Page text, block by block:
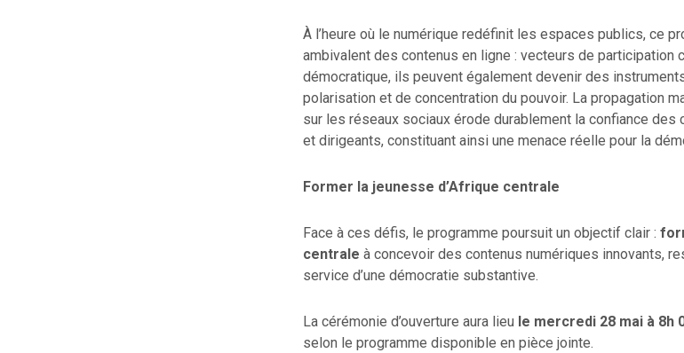
À l’heure où le numérique redéfinit les espaces publics, ce
ambivalent des contenus en ligne : vecteurs de participation
démocratique, ils peuvent également devenir des
polarisation et de concentration du pouvoir. La propagation
sur les réseaux sociaux érode durablement la confiance
et dirigeants, constituant ainsi une menace réelle pour la
Former la jeunesse d’Afrique centrale
Face à ces défis, le programme poursuit un objectif clair :
centrale à concevoir des contenus numériques innovants,
service d’une démocratie substantive.
La cérémonie d’ouverture aura lieu le mercredi 28 mai à 8h
selon le programme disponible en pièce jointe.